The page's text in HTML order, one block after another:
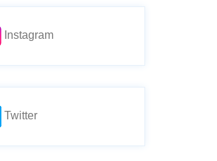
Instagram
Twitter